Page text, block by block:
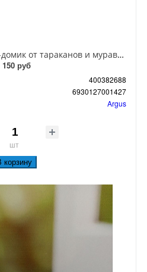
Argus Клеевая ловушка-домик от тараканов и муравьев
150 руб
400382688
6930127001427
Argus
шт
корзину